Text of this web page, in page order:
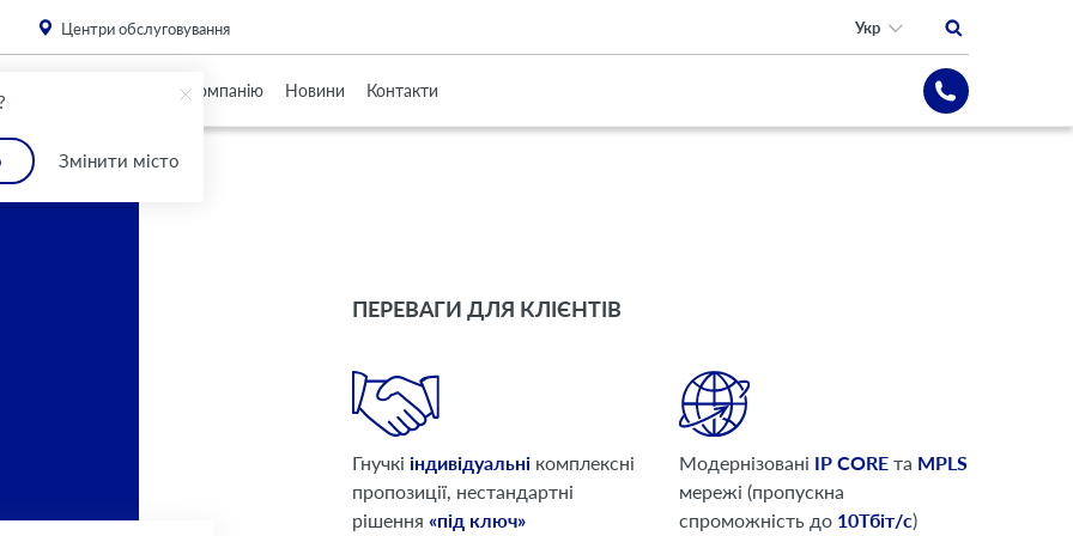
Змінити місто
Центри обслуговування Укр
Про Компанію Новини Контакти
ПЕРЕВАГИ ДЛЯ КЛІЄНТІВ
Гнучкі індивідуальні комплексні
пропозиції, нестандартні
рішення «під ключ»
Модернізовані ІP COREта MPLS
мережі (пропускна
спроможність до 10Тбіт/с)
install this critical browser update